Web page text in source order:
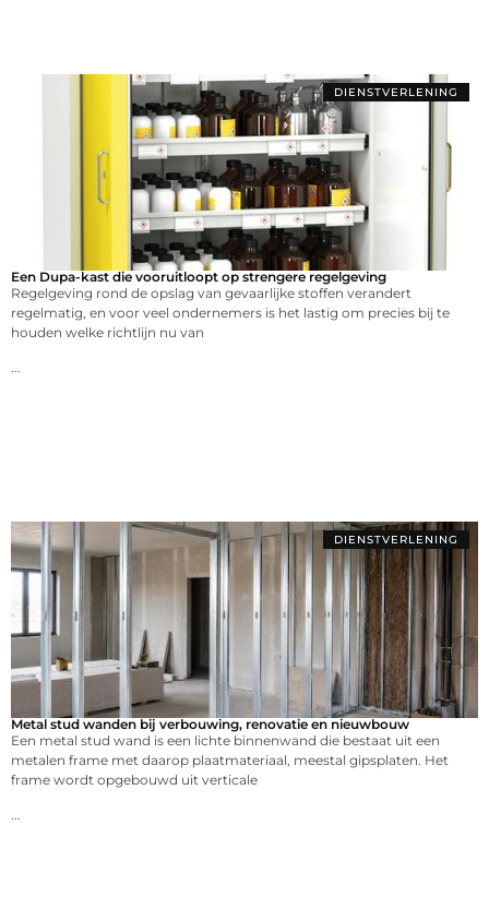
DIENSTVERLENING
Een Dupa-kast die vooruitloopt op strengere regelgeving
Regelgeving rond de opslag van gevaarlijke stoffen verandert
regelmatig, en voor veel ondernemers is het lastig om precies bij te
houden welke richtlijn nu van
...
DIENSTVERLENING
Metal stud wanden bij verbouwing, renovatie en nieuwbouw
Een metal stud wand is een lichte binnenwand die bestaat uit een
metalen frame met daarop plaatmateriaal, meestal gipsplaten. Het
frame wordt opgebouwd uit verticale
...